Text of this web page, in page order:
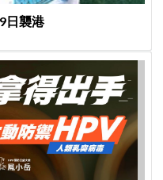
日襲港